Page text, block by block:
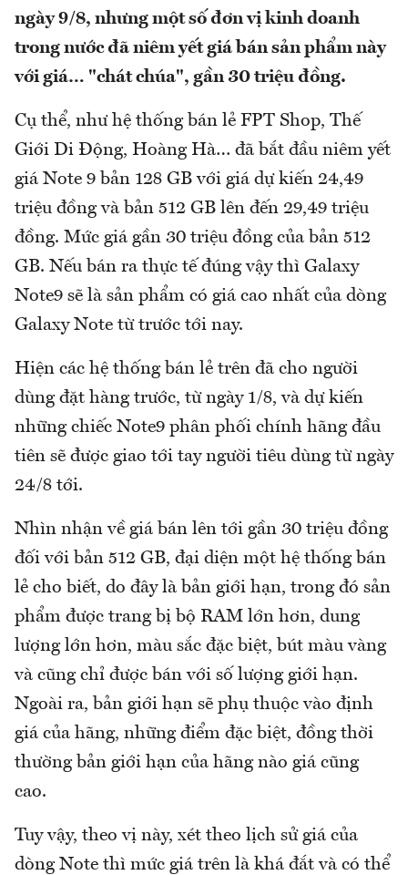
ngày 9/8, nhưng một số đơn vị kinh doanh
trong nước đã niêm yết giá bán sản phẩm này
với giá… "chát chúa", gần 30 triệu đồng.
Cụ thể, như hệ thống bán lẻ FPT Shop, Thế
Giới Di Động, Hoàng Hà… đã bắt đầu niêm yết
giá Note 9 bản 128 GB với giá dự kiến 24,49
triệu đồng và bản 512 GB lên đến 29,49 triệu
đồng. Mức giá gần 30 triệu đồng của bản 512
GB. Nếu bán ra thực tế đúng vậy thì Galaxy
Note9 sẽ là sản phẩm có giá cao nhất của dòng
Galaxy Note từ trước tới nay.
Hiện các hệ thống bán lẻ trên đã cho người
dùng đặt hàng trước, từ ngày 1/8, và dự kiến
những chiếc Note9 phân phối chính hãng đầu
tiên sẽ được giao tới tay người tiêu dùng từ ngày
24/8 tới.
Nhìn nhận về giá bán lên tới gần 30 triệu đồng
đối với bản 512 GB, đại diện một hệ thống bán
lẻ cho biết, do đây là bản giới hạn, trong đó sản
phẩm được trang bị bộ RAM lớn hơn, dung
lượng lớn hơn, màu sắc đặc biệt, bút màu vàng
và cũng chỉ được bán với số lượng giới hạn.
Ngoài ra, bản giới hạn sẽ phụ thuộc vào định
giá của hãng, những điểm đặc biệt, đồng thời
thường bản giới hạn của hãng nào giá cũng
cao.
Tuy vậy, theo vị này, xét theo lịch sử giá của
dòng Note thì mức giá trên là khá đắt và có thể